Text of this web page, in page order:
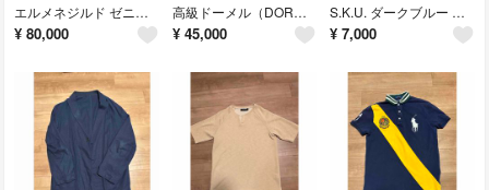
エルメネジルド ゼニア ビジネススーツ ネイビー 銀座グローバルスタイル
¥ 80,000
高級ドーメル（DORMUEIL）生地 チェック柄ビジネススーツ上下パンツ2着
¥ 45,000
S.K.U. ダークブルー クルーネックニット （ジャーナルスタンダード）
¥ 7,000